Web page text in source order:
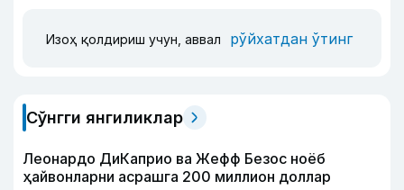
Изоҳ қолдириш учун, аввал рўйхатдан ўтинг
Сўнгги янгиликлар
Леонардо ДиКаприо ва Жефф Безос ноёб
ҳайвонларни асрашга 200 миллион доллар